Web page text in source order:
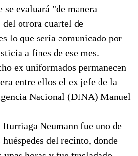
se evaluará "de manera
otrora cuartel de
lo que sería comunicado por
a fines de ese mes.
ex uniformados permanecen
entre ellos el ex jefe de la
Nacional (DINA) Manuel
Neumann fue uno de
del recinto, donde